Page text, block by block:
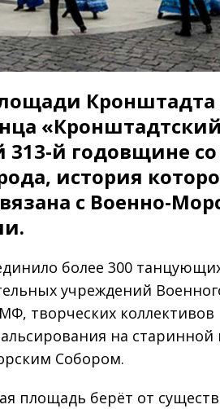
Кронштадта
й годовщине
история
с Военно-
более 300
учреждений
творческих
на
Собором.
площадь берёт от